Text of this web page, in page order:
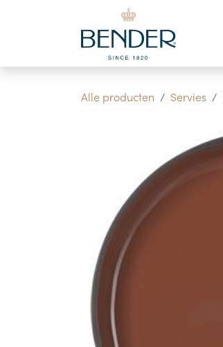
Overslaan naar inhoud
Alle producten Servies